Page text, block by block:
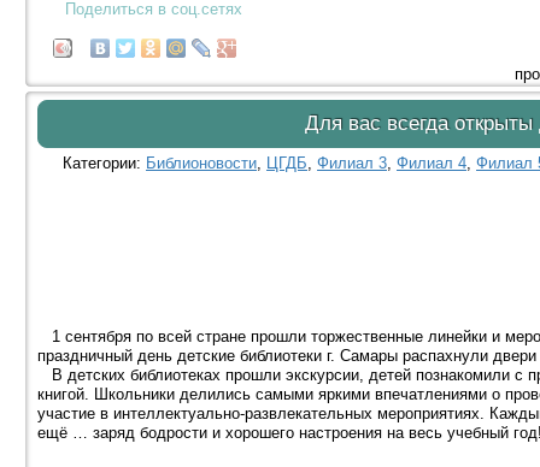
Поделиться в соц.сетях
Для вас всегда
Категории: Библионовости, ЦГДБ,Филиал 3,Филиал 4,Филиал
1 сентября по всей стране прошли торжественные линейки и
праздничный день детские библиотеки г. Самары распахнули
В детских библиотеках прошли экскурсии, детей познакомили с
книгой. Школьники делились самыми яркими впечатлениями о
участие в интеллектуально-развлекательных мероприятиях.
ещё … заряд бодрости и хорошего настроения на весь учебный